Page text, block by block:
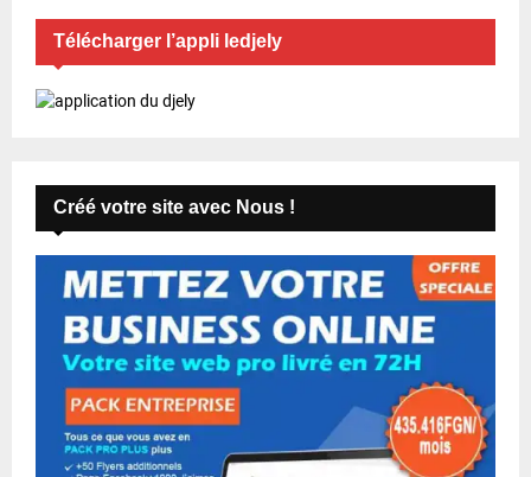
Télécharger l’appli ledjely
Créé votre site avec Nous !